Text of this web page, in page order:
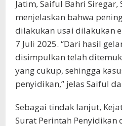
Jatim, Saiful Bahri Siregar,
menjelaskan bahwa
dilakukan usai dilakukan
7 Juli 2025. “Dari hasil
disimpulkan telah
yang cukup, sehingga
penyidikan,” jelas Saiful
Sebagai tindak lanjut,
Surat Perintah Penyidikan